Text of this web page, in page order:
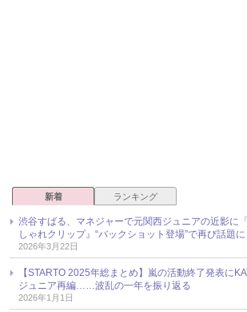
新着 ランキング
渋谷すばる、マネジャーで元関西ジュニアの近影に
しゃれクリップ』“バックショット登場”で再び話題に
2026年3月22日
【STARTO 2025年総まとめ】嵐の活動終了発表に
ジュニア再編……波乱の一年を振り返る
2026年1月1日